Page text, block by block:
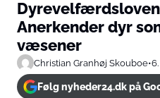
Anerkender dyr
væsener
Christian Granhøj Skouboe•
Følg nyheder24.dk på